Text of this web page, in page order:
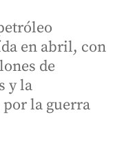
en abril, con
de
y la
la guerra